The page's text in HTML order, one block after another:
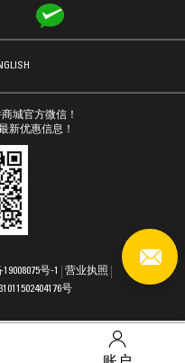
城官方微信！
新优惠信息！
号-1
营业执照
号